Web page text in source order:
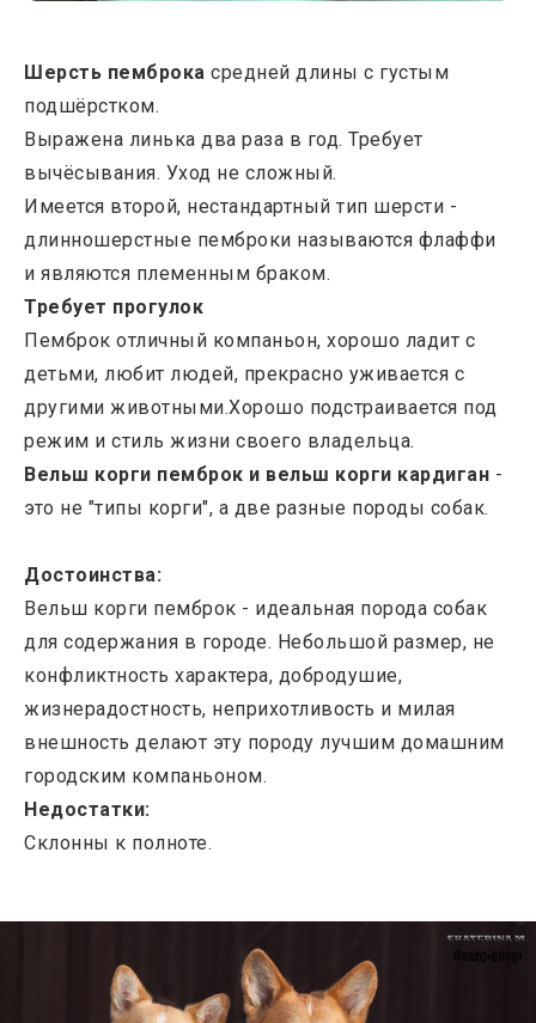
Шерсть пемброка средней длины с густым
подшёрстком.
Выражена линька два раза в год. Требует
вычёсывания. Уход не сложный.
Имеется второй, нестандартный тип шерсти -
длинношерстные пемброки называются флаффи
и являются племенным браком.
Требует прогулок
Пемброк отличный компаньон, хорошо ладит с
детьми, любит людей, прекрасно уживается с
другими животными.Хорошо подстраивается под
режим и стиль жизни своего владельца.
Вельш корги пемброк и вельш корги кардиган -
это не "типы корги", а две разные породы собак.
Достоинства:
Вельш корги пемброк - идеальная порода собак
для содержания в городе. Небольшой размер, не
конфликтность характера, добродушие,
жизнерадостность, неприхотливость и милая
внешность делают эту породу лучшим домашним
городским компаньоном.
Недостатки:
Склонны к полноте.